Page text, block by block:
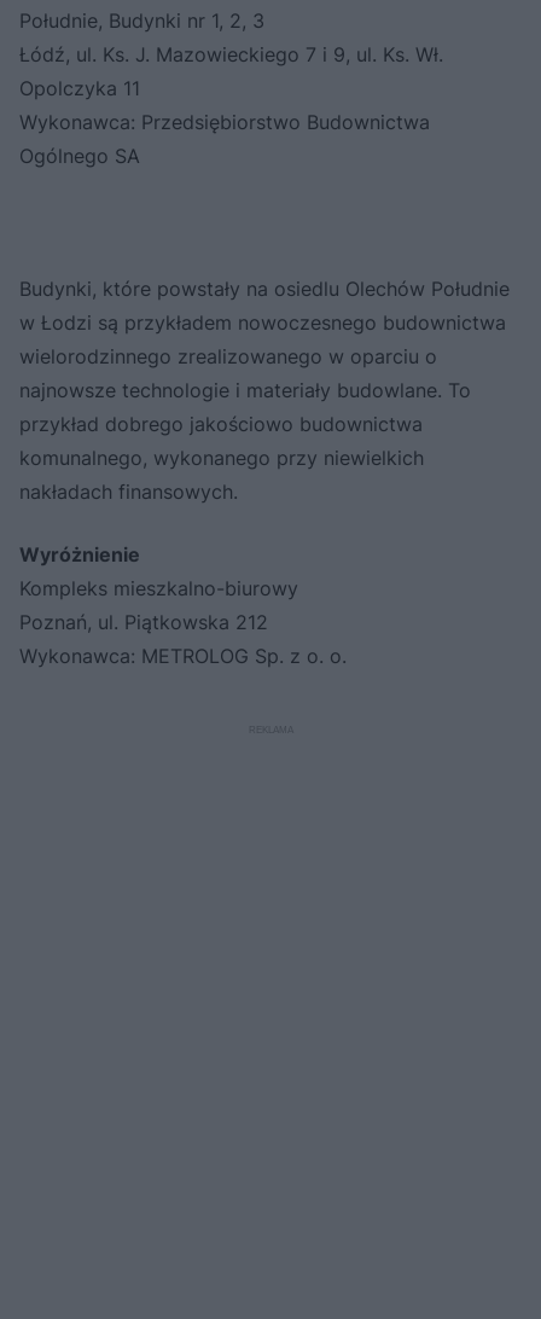
Południe, Budynki nr 1, 2, 3
Łódź, ul. Ks. J. Mazowieckiego 7 i 9, ul. Ks. Wł.
Opolczyka 11
Wykonawca: Przedsiębiorstwo Budownictwa
Ogólnego SA
Budynki, które powstały na osiedlu Olechów Południe
w Łodzi są przykładem nowoczesnego budownictwa
wielorodzinnego zrealizowanego w oparciu o
najnowsze technologie i materiały budowlane. To
przykład dobrego jakościowo budownictwa
komunalnego, wykonanego przy niewielkich
nakładach finansowych.
Wyróżnienie
Kompleks mieszkalno-biurowy
Poznań, ul. Piątkowska 212
Wykonawca: METROLOG Sp. z o. o.